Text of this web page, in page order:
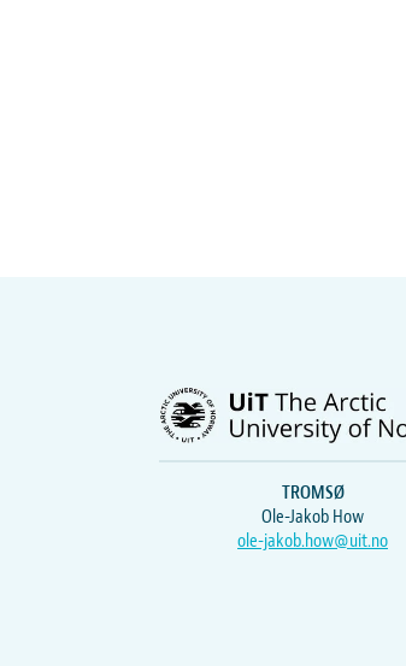
TROMSØ
Ole-Jakob How
ole-jakob.how@uit.no